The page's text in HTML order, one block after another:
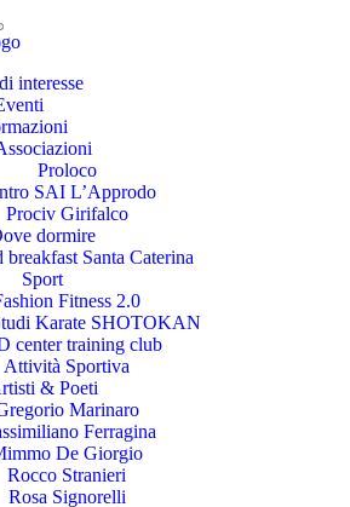
interesse
Proloco
SAI L’Approdo
Prociv Girifalco
dormire
breakfast Santa Caterina
Sport
Fitness 2.0
Karate SHOTOKAN
center training club
Attività Sportiva
& Poeti
Marinaro
Ferragina
De Giorgio
Rocco Stranieri
Rosa Signorelli